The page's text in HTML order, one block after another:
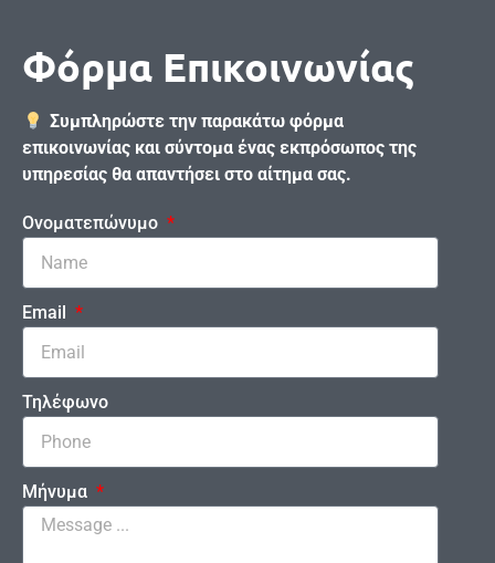
Φόρμα Επικοινωνίας
Συμπληρώστε την παρακάτω φόρμα
επικοινωνίας και σύντομα ένας εκπρόσωπος της
υπηρεσίας θα απαντήσει στο αίτημα σας.
Ονοματεπώνυμο
Email
Τηλέφωνο
Μήνυμα